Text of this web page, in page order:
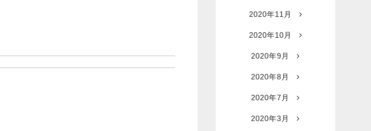
2020年11月
2020年10月
2020年9月
2020年8月
2020年7月
2020年3月